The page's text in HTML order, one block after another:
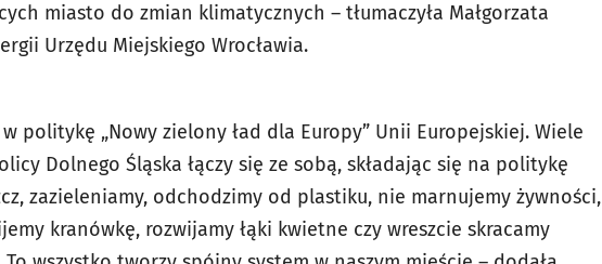
miasto do zmian klimatycznych – tłumaczyła Małgorzata
Urzędu Miejskiego Wrocławia.
politykę „Nowy zielony ład dla Europy” Unii Europejskiej. Wiele
Dolnego Śląska łączy się ze sobą, składając się na politykę
zazieleniamy, odchodzimy od plastiku, nie marnujemy żywności,
kranówkę, rozwijamy łąki kwietne czy wreszcie skracamy